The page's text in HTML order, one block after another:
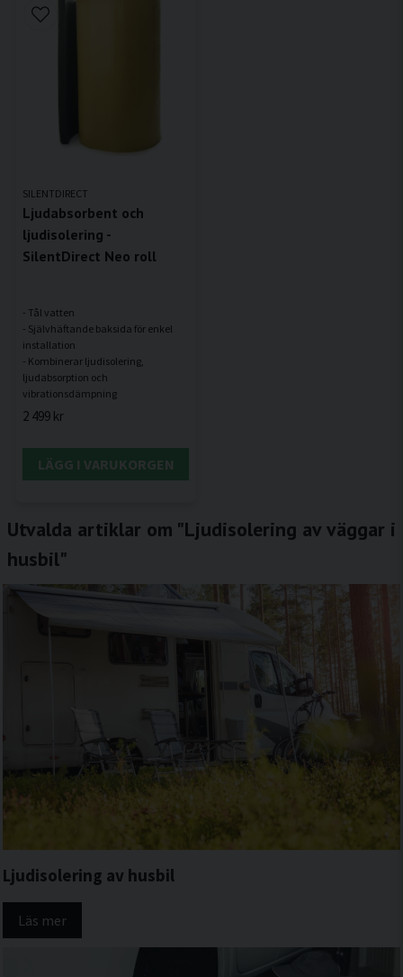
SILENTDIRECT
Ljudabsorbent och
ljudisolering -
SilentDirect Neo roll
- Tål vatten
- Självhäftande baksida för enkel
installation
- Kombinerar ljudisolering,
ljudabsorption och
2 499 kr
LÄGG I VARUKORGEN
Utvalda artiklar om "Ljudisolering av väggar i
husbil"
Ljudisolering av husbil
Läs mer